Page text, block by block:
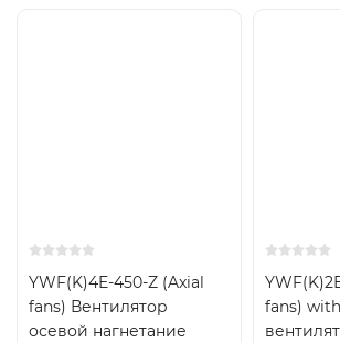
YWF(K)4E-450-Z (Axial
fans) Вентилятор
осевой нагнетание
fans)